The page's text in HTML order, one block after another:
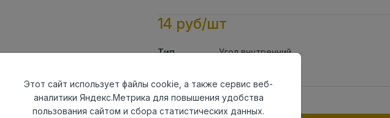
14 руб/шт
Тип
Угол внутренний
Материал
5 шт
Этот сайт использует файлы cookie, а также сервис веб-
аналитики Яндекс.Метрика для повышения удобства
пользования сайтом и сбора статистических данных.